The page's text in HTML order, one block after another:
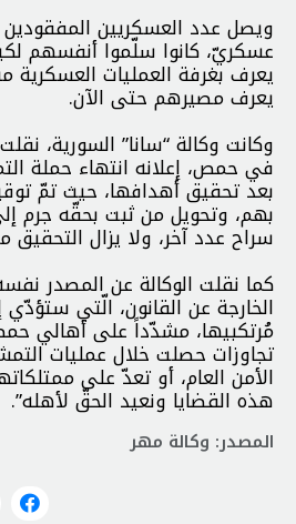
عسكريّ، كانوا سلّموا أنفسهم
يعرف مصيرهم حتى الآن.
وكانت وكالة “سانا” السورية،
في حمص، إعلانه انتهاء حملة
بعد تحقيق أهدافها، حيث تمّ
بهم، وتحويل من ثبت بحقّه جرم
سراح عدد آخر، ولا يزال
كما نقلت الوكالة عن المصدر
الخارجة عن القانون، الّتي
مُرتكبيها، مشدّداً على أهالي
تجاوزات حصلت خلال عمليات
الأمن العام، أو تعدّ على
هذه القضايا ونعيد الحقّ لأهله”.
المصدر: وكالة مهر